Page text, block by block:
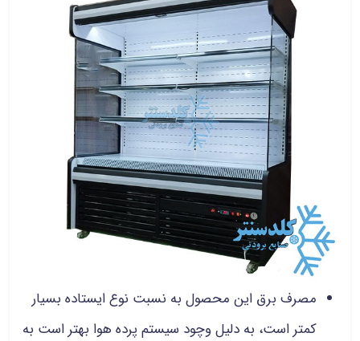
مصرف برق این محصول به نسبت نوع ایستاده بسیار
کمتر است، به دلیل وچود سیستم پرده هوا بهتر است به